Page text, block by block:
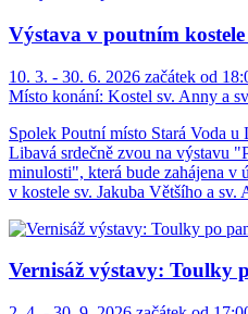
Výstava v poutním
10. 3. - 30. 6. 2026 začátek od
Místo konání: Kostel sv. Anny a
Spolek Poutní místo Stará Voda
Libavá srdečně zvou na výstavu
minulosti", která bude zahájena v
v kostele sv. Jakuba Většího a sv.
Vernisáž výstavy: Toulky